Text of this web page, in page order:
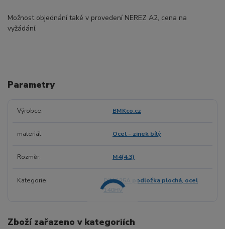
Možnost objednání také v provedení NEREZ A2, cena na
vyžádání.
Parametry
Výrobce BMKco.cz
materiál Ocel - zinek bílý
Rozměr M4(4.3)
Kategorie
DIN 125A podložka plochá, ocel
140HV
Zboží zařazeno v kategoriích